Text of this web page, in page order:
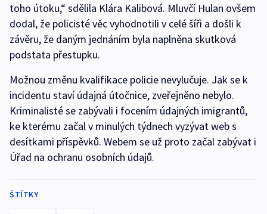
toho útoku,“ sdělila Klára Kalibová. Mluvčí Hulan ovšem
dodal, že policisté věc vyhodnotili v celé šíři a došli k
závěru, že daným jednáním byla naplněna skutková
podstata přestupku.
Možnou změnu kvalifikace policie nevylučuje. Jak se k
incidentu staví údajná útočnice, zveřejněno nebylo.
Kriminalisté se zabývali i focením údajných imigrantů,
ke kterému začal v minulých týdnech vyzývat web s
desítkami příspěvků. Webem se už proto začal zabývat i
Úřad na ochranu osobních údajů.
ŠTÍTKY